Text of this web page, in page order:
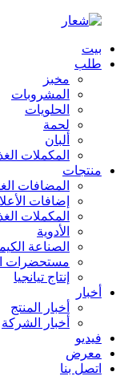
بيت
طلب
مخبز
المشروبات
الحلويات
لحمة
ألبان
المكملات
منتجات
المضافات
إضافات
المكملات
الأدوية
الصناعة
مستحضرات
إنتاج تيانجيا
أخبار
أخبار المنتج
أخبار الشركة
فيديو
معرض
اتصل بنا